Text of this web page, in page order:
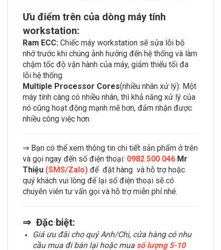
Ưu điểm trên của dòng máy tính
workstation:
Ram ECC: Chiếc máy workstation sẽ sửa lỗi bộ
nhớ trước khi chúng ảnh hưởng đến hệ thống và làm
chậm tốc độ vận hành của máy, giảm thiểu tối đa
lỗi hệ thống.
Multiple Processor Cores(nhiều nhân xử lý): Một
máy tính càng có nhiều nhân, thì khả năng xử lý của
nó cũng hoạt động mạnh mẽ hơn, đảm nhận được
nhiều công việc hơn.
⇒ Bạn có thể xem thông tin chi tiết sản phẩm ở trên
và gọi ngay đến số điện thoại: 0982 500 046 Mr
Thiệu (SMS/Zalo) để đặt hàng và hỗ trợ hoặc
quý khách vui lòng để lại số điện thoại sẽ có
chuyên viên tư vấn gọi và hỗ trợ miễn phí nhé.
⇒ Đặc biệt:
Giá ưu đãi cho quý Anh/Chị, cửa hàng có nhu
cầu mua đi bán lại hoặc mua số lượng 5-10